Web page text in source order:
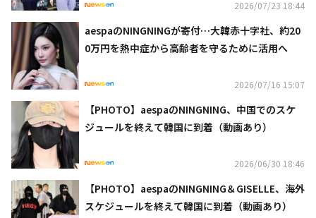
2026/07/23 18:44
aespaのNINGNINGが寄付…大韓赤十字社、約20
0万円を熱中症から高齢者を守るために活用へ
2026/07/16 15:07
【PHOTO】aespaのNINGNING、中国でのスケ
ジュールを終えて韓国に到着（動画あり）
2026/06/30 18:46
【PHOTO】aespaのNINGNING＆GISELLE、海外
スケジュールを終えて韓国に到着（動画あり）